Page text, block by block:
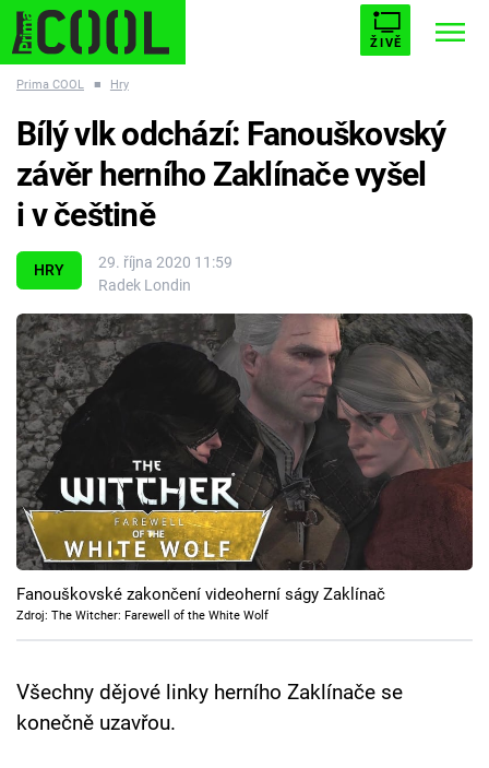
ŽIVĚ
ESCAPE PLNEJ KOTEL AVENGERS 5
Témata
Filmy
Seriály
Hry
Cool Esport
Pořady
TV Program
Prima COOL ■ Hry
HRY
29. října 2020 11:59
Radek Londin
Bílý vlk odchází: Fanouškovský
závěr herního Zaklínače vyšel
i v češtině
Fanouškovské zakončení videoherní ságy Zaklínač
Zdroj: The Witcher: Farewell of the White Wolf
Všechny dějové linky herního Zaklínače se
konečně uzavřou.